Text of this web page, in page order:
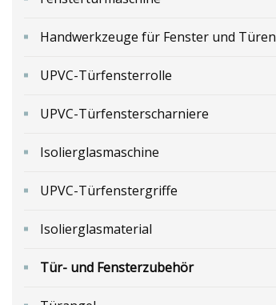
Handwerkzeuge für Fenster und Türen
UPVC-Türfensterrolle
UPVC-Türfensterscharniere
Isolierglasmaschine
UPVC-Türfenstergriffe
Isolierglasmaterial
Tür- und Fensterzubehör